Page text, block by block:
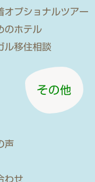
オプショナルツアー
のホテル
ル移住相談
その他
声
わせ